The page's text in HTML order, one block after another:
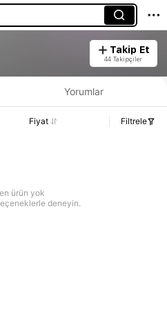
Takip Et
44 Takipçiler
Yorumlar
Fiyat Filtrele
ürün yok
deneyin.